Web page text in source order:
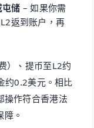
储 – 如果你需
返到账户，再
）、提币至L2约
约0.2美元。相比
操作符合香港法
。